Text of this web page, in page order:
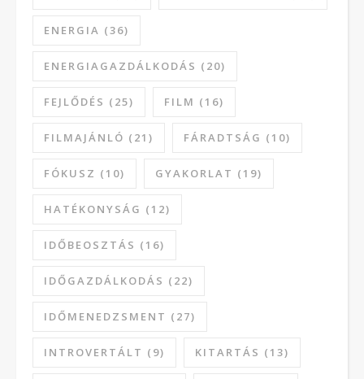
ENERGIA (36)
ENERGIAGAZDÁLKODÁS (20)
FEJLŐDÉS (25) FILM (16)
FILMAJÁNLÓ (21) FÁRADTSÁG (10)
FÓKUSZ (10) GYAKORLAT (19)
HATÉKONYSÁG (12)
IDŐBEOSZTÁS (16)
IDŐGAZDÁLKODÁS (22)
IDŐMENEDZSMENT (27)
INTROVERTÁLT (9) KITARTÁS (13)